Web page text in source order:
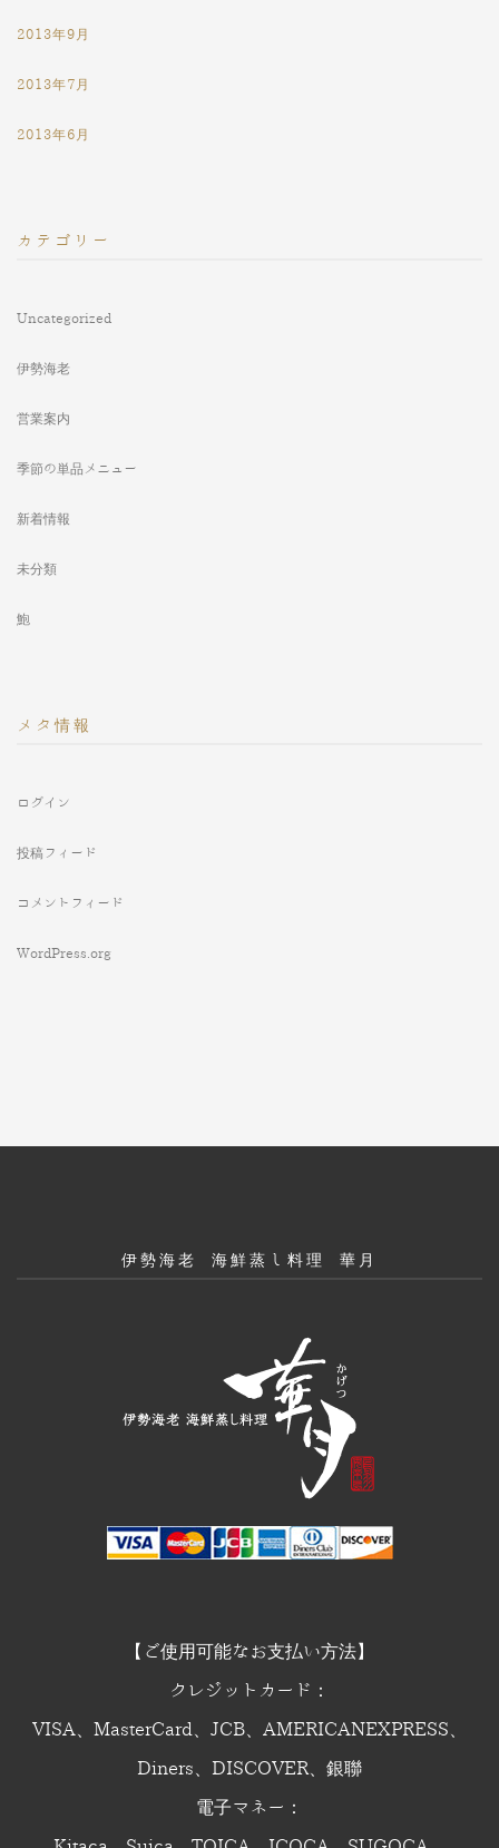
2013年9月
2013年7月
2013年6月
カテゴリー
Uncategorized
伊勢海老
営業案内
季節の単品メニュー
新着情報
未分類
鮑
メタ情報
ログイン
投稿フィード
コメントフィード
WordPress.org
伊勢海老 海鮮蒸し料理 華月
【ご使用可能なお支払い方法】
クレジットカード：
VISA、MasterCard、JCB、AMERICANEXPRESS、
Diners、DISCOVER、銀聯
電子マネー：